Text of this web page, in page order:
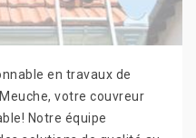
en travaux de
votre couvreur
Notre équipe